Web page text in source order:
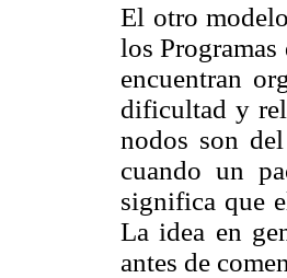
El otro
los
encuentran
dificultad y
nodos son
cuando un
significa que
La idea en
antes de